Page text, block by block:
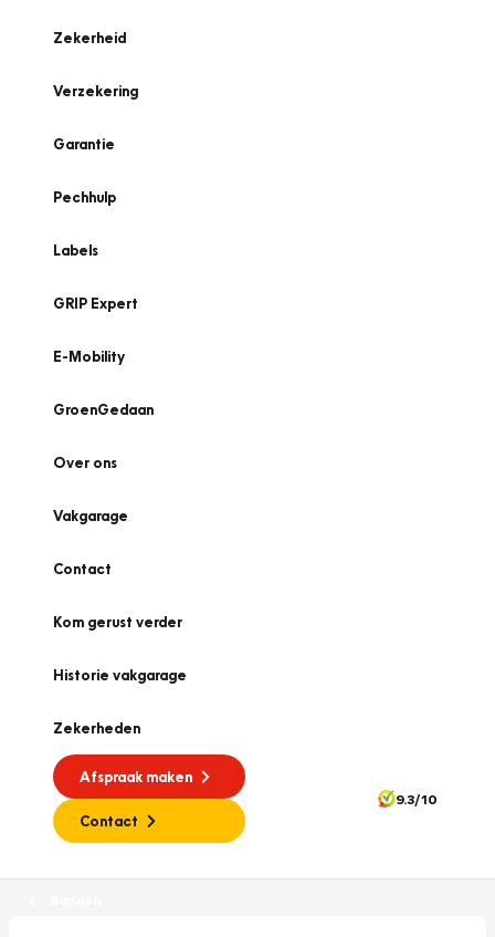
Zekerheid
Verzekering
Garantie
Pechhulp
Labels
GRIP Expert
E-Mobility
GroenGedaan
Over ons
Vakgarage
Contact
Kom gerust verder
Historie vakgarage
Zekerheden
Afspraak maken
Contact
9.3/10